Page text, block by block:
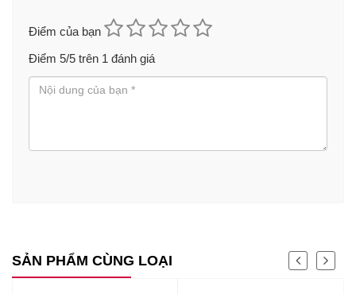
Điểm của bạn
Điểm 5/5 trên 1 đánh giá
SẢN PHẨM CÙNG LOẠI